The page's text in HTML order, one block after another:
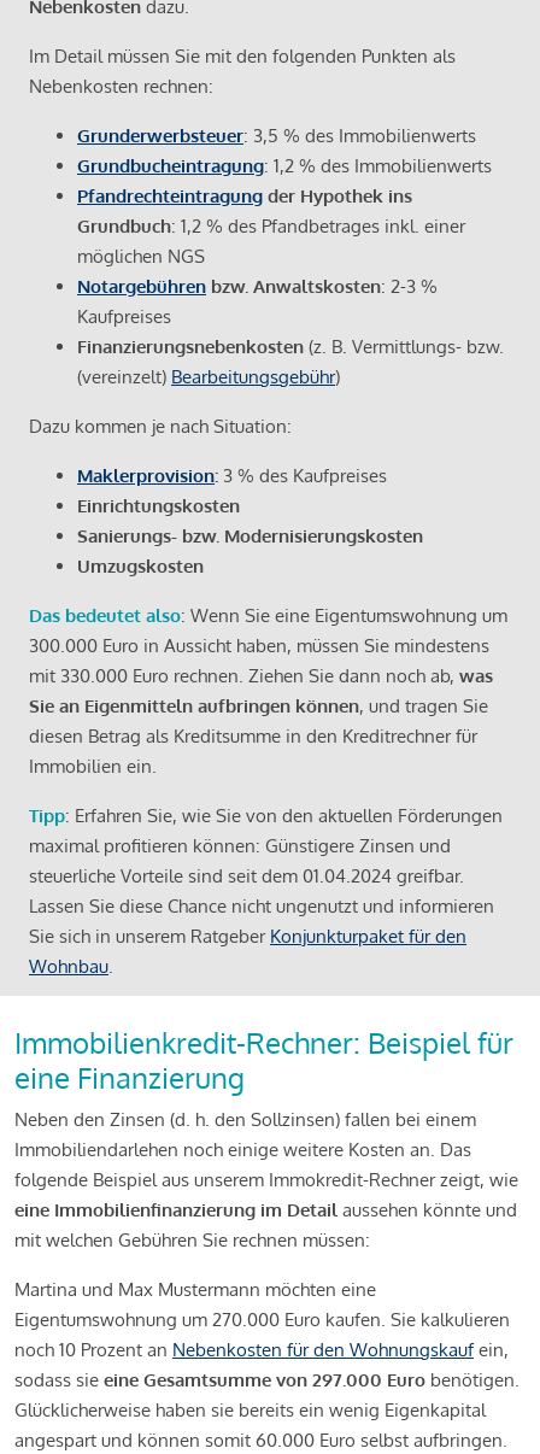
Nebenkosten dazu.
Im Detail müssen Sie mit den folgenden Punkten als
Nebenkosten rechnen:
Grunderwerbsteuer: 3,5 % des Immobilienwerts
Grundbucheintragung: 1,2 % des Immobilienwerts
Pfandrechteintragung der Hypothek ins
Grundbuch: 1,2 % des Pfandbetrages inkl. einer
möglichen NGS
Notargebühren bzw. Anwaltskosten: 2-3 %
Kaufpreises
Finanzierungsnebenkosten (z. B. Vermittlungs- bzw.
(vereinzelt) Bearbeitungsgebühr)
Dazu kommen je nach Situation:
Maklerprovision: 3 % des Kaufpreises
Einrichtungskosten
Sanierungs- bzw. Modernisierungskosten
Umzugskosten
Das bedeutet also: Wenn Sie eine Eigentumswohnung um
300.000 Euro in Aussicht haben, müssen Sie mindestens
mit 330.000 Euro rechnen. Ziehen Sie dann noch ab, was
Sie an Eigenmitteln aufbringen können, und tragen Sie
diesen Betrag als Kreditsumme in den Kreditrechner für
Immobilien ein.
Tipp: Erfahren Sie, wie Sie von den aktuellen Förderungen
maximal profitieren können: Günstigere Zinsen und
steuerliche Vorteile sind seit dem 01.04.2024 greifbar.
Lassen Sie diese Chance nicht ungenutzt und informieren
Sie sich in unserem Ratgeber Konjunkturpaket für den
Wohnbau.
Immobilienkredit-Rechner: Beispiel für
eine Finanzierung
Neben den Zinsen (d. h. den Sollzinsen) fallen bei einem
Immobiliendarlehen noch einige weitere Kosten an. Das
folgende Beispiel aus unserem Immokredit-Rechner zeigt, wie
eine Immobilienfinanzierung im Detail aussehen könnte und
mit welchen Gebühren Sie rechnen müssen:
Martina und Max Mustermann möchten eine
Eigentumswohnung um 270.000 Euro kaufen. Sie kalkulieren
noch 10 Prozent an Nebenkosten für den Wohnungskaufein,
sodass sie eine Gesamtsumme von 297.000 Euro benötigen.
Glücklicherweise haben sie bereits ein wenig Eigenkapital
angespart und können somit 60.000 Euro selbst aufbringen.